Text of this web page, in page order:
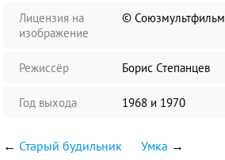
Лицензия на
изображение
© Союзмультфильм
Режиссёр Борис Степанцев
Год выхода 1968 и 1970
← Старый будильник Умка →